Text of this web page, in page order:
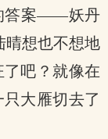
答案——妖丹
晴想也不想地
吧？就像在
大雁切去了